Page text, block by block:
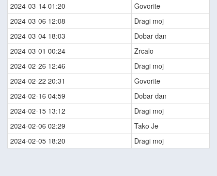
2024-03-14 01:20
Govorite
2024-03-06 12:08
Dragi moj
2024-03-04 18:03
Dobar dan
2024-03-01 00:24
Zrcalo
2024-02-26 12:46
Dragi moj
2024-02-22 20:31
Govorite
2024-02-16 04:59
Dobar dan
2024-02-15 13:12
Dragi moj
2024-02-06 02:29
Tako Je
2024-02-05 18:20
Dragi moj